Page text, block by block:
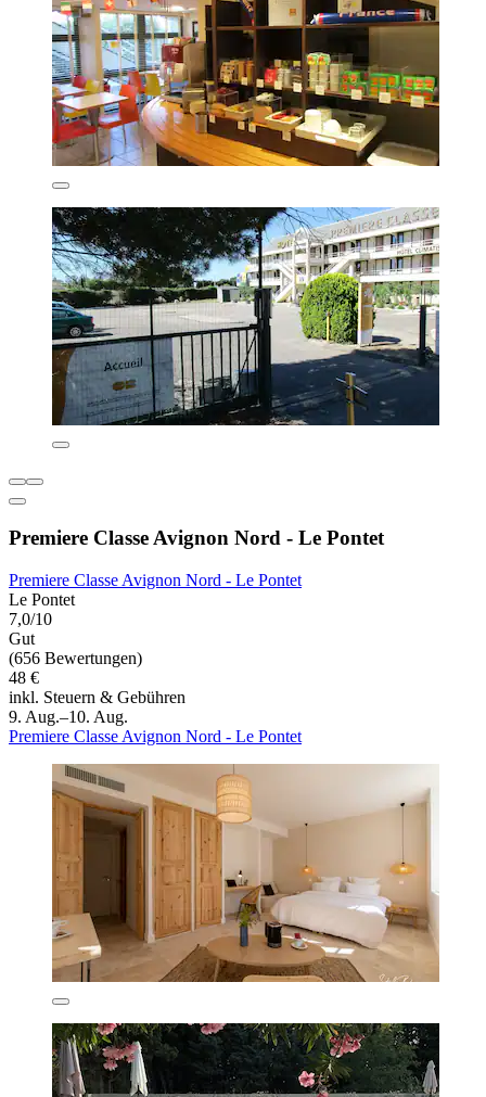
Premiere Classe Avignon Nord - Le Pontet
Premiere Classe Avignon Nord - Le Pontet
Le Pontet
7,0/10
Gut
(656 Bewertungen)
48 €
inkl. Steuern & Gebühren
9. Aug.–10. Aug.
Premiere Classe Avignon Nord - Le Pontet